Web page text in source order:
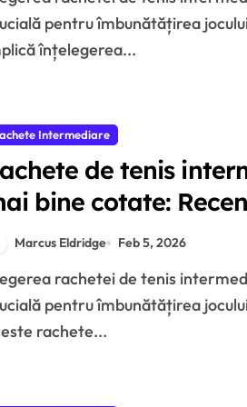
pentru îmbunătățirea
înțelegerea...
Intermediare
de tenis
bine cotate:
utilizatorilor,
Marcus Eldridge Feb 5, 2026
pentru îmbunătățirea
rachete...